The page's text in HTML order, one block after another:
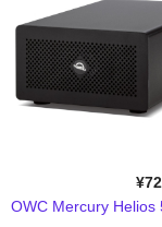
Wise Advanced
SPARKLE
QuattroPod
EZCast ProAV
OWC Mercury Helios